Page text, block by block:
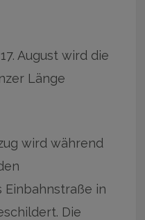
August wird die
Länge
wird während
Einbahnstraße in
Die